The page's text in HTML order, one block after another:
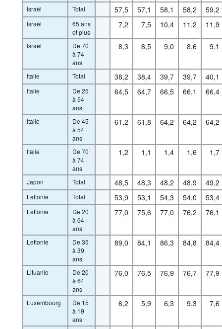
Israël Total 57,5 57,1 58,1 58,2 59,2
Israël
65 ans
et plus
7,2 7,5 10,4 11,2 11,9
Israël
De 70
à 74
ans
8,3 8,5 9,0 8,6 9,1
Italie Total 38,2 38,4 39,7 39,7 40,1
Italie
De 25
à 54
ans
64,5 64,7 66,5 66,1 66,4
Italie
De 45
à 54
ans
61,2 61,8 64,2 64,2 64,2
Italie
De 70
à 74
ans
1,2 1,1 1,4 1,6 1,7
Japon Total 48,5 48,3 48,2 48,9 49,2
Lettonie Total 53,9 53,1 54,3 54,0 53,4
Lettonie
De 20
à 64
ans
77,0 75,6 77,0 76,2 76,1
Lettonie
De 35
à 39
ans
89,0 84,1 86,3 84,8 84,4
Lituanie
De 20
à 64
ans
76,0 76,5 76,9 76,7 77,9
Luxembourg
De 15
à 19
ans
6,2 5,9 6,3 9,3 7,6